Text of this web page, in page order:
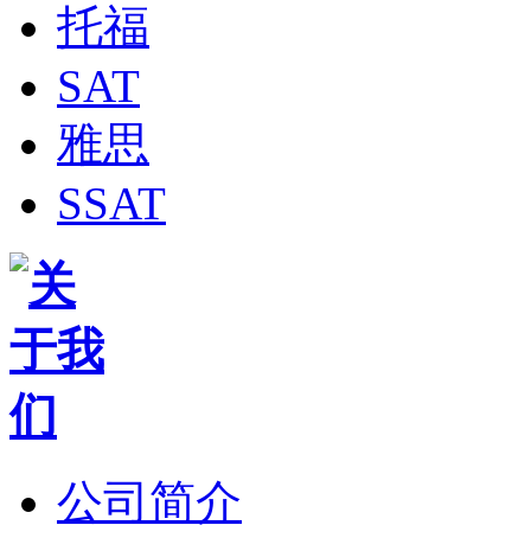
托福
SAT
雅思
SSAT
公司简介